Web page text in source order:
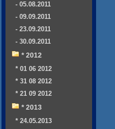
- 05.08.2011
- 09.09.2011
- 23.09.2011
- 30.09.2011
* 2012
* 01 06 2012
* 31 08 2012
* 21 09 2012
* 2013
* 24.05.2013